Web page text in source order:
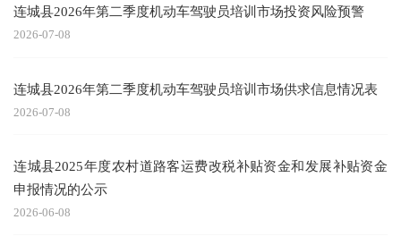
连城县2026年第二季度机动车驾驶员培训市场投资风险预警
2026-07-08
连城县2026年第二季度机动车驾驶员培训市场供求信息情况表
2026-07-08
连城县2025年度农村道路客运费改税补贴资金和发展补贴资金
申报情况的公示
2026-06-08